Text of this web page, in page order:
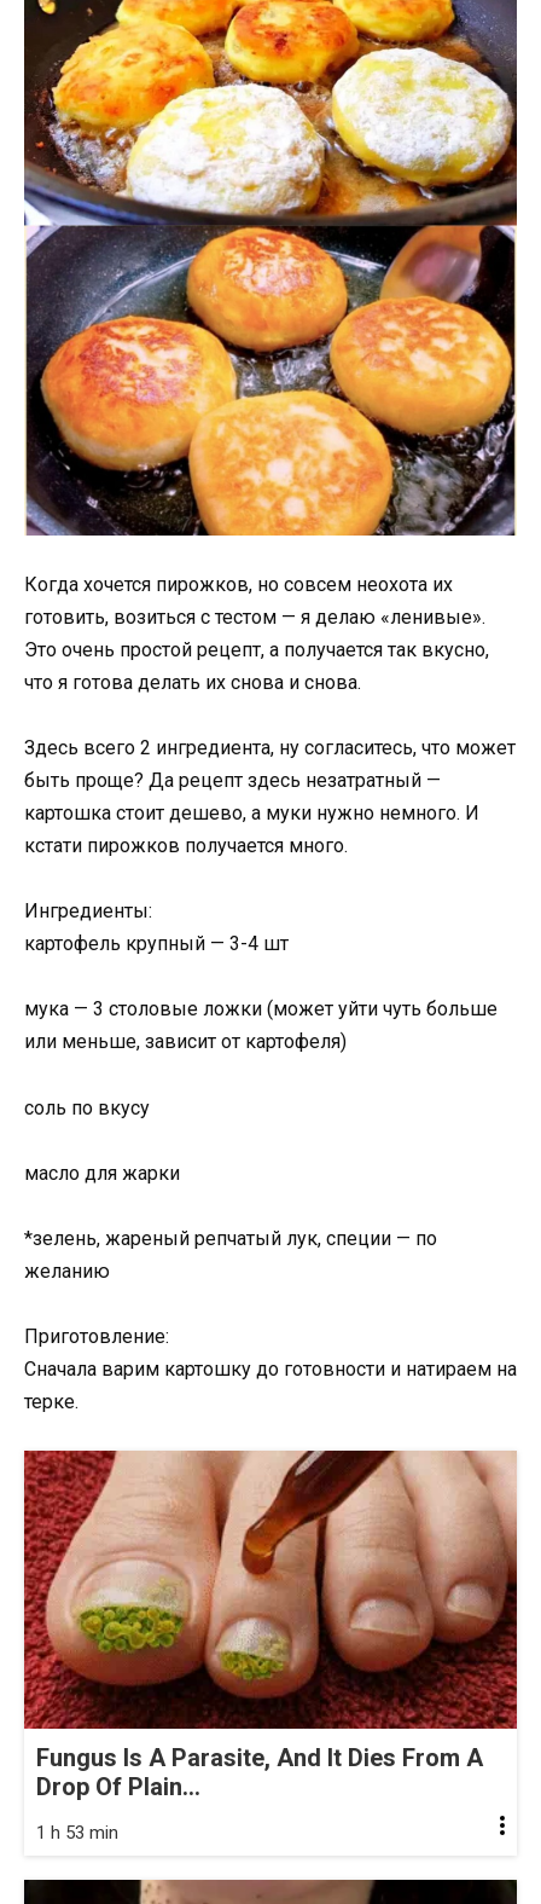
Когда хочется пирожков, но совсем неохота их
готовить, возиться с тестом — я делаю «ленивые».
Это очень простой рецепт, а получается так вкусно,
что я готова делать их снова и снова.
Здесь всего 2 ингредиента, ну согласитесь, что может
быть проще? Да рецепт здесь незатратный —
картошка стоит дешево, а муки нужно немного. И
кстати пирожков получается много.
Ингредиенты:
картофель крупный — 3-4 шт
мука — 3 столовые ложки (может уйти чуть больше
или меньше, зависит от картофеля)
соль по вкусу
масло для жарки
*зелень, жареный репчатый лук, специи — по
желанию
Приготовление:
Сначала варим картошку до готовности и натираем на
терке.
Fungus Is A Parasite, And It Dies From A
Drop Of Plain...
1 h 53 min